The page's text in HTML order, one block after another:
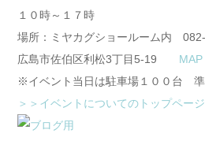
１０時～１７時
場所：ミヤカグショールーム内
広島市佐伯区利松3丁目5-19
MAP
※イベント当日は駐車場１００台 準
＞＞イベントについてのトップペー